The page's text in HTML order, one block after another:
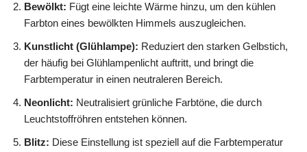
Bewölkt: Fügt eine leichte Wärme hinzu, um den kühlen
Farbton eines bewölkten Himmels auszugleichen.
Kunstlicht (Glühlampe): Reduziert den starken Gelbstich,
der häufig bei Glühlampenlicht auftritt, und bringt die
Farbtemperatur in einen neutraleren Bereich.
Neonlicht: Neutralisiert grünliche Farbtöne, die durch
Leuchtstoffröhren entstehen können.
Blitz: Diese Einstellung ist speziell auf die Farbtemperatur